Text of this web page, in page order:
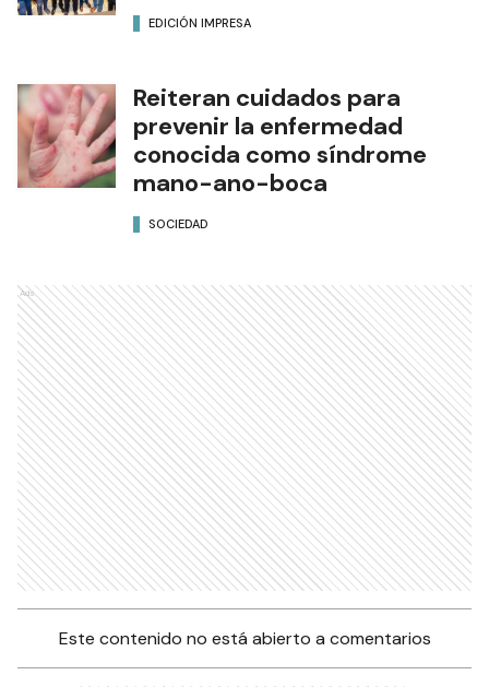
EDICIÓN IMPRESA
Reiteran cuidados para
prevenir la enfermedad
conocida como síndrome
mano-ano-boca
SOCIEDAD
Ads
Este contenido no está abierto a comentarios